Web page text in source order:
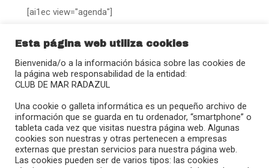
[ai1ec view="agenda"]
38109 – Radazul (El Rosario)
(+34) 922 680 908
radazul@clubmradazul.com
Esta página web utiliza cookies
Bienvenida/o a la información básica sobre las cookies de
la página web responsabilidad de la entidad:
CLUB DE MAR RADAZUL
Una cookie o galleta informática es un pequeño archivo de
información que se guarda en tu ordenador, “smartphone” o
tableta cada vez que visitas nuestra página web. Algunas
cookies son nuestras y otras pertenecen a empresas
externas que prestan servicios para nuestra página web.
Las cookies pueden ser de varios tipos: las cookies